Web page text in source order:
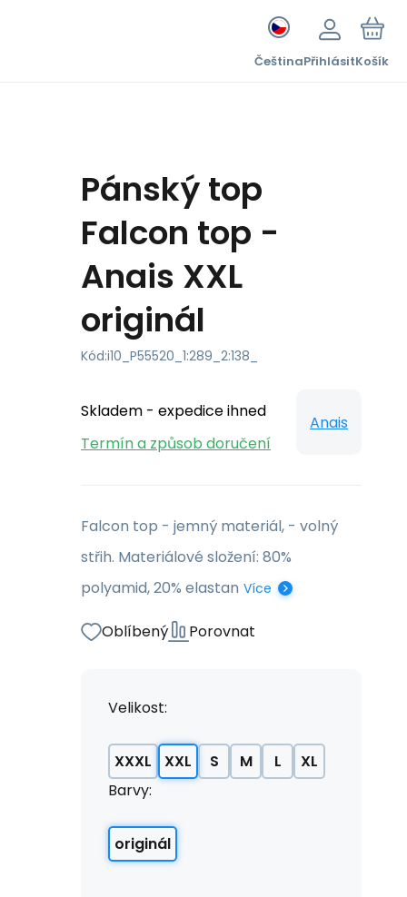
ČeštinaPřihlásitKošík
Pánský top
Falcon top -
Anais XXL
originál
Kód:i10_P55520_1:289_2:138_
Skladem - expedice ihned
Termín a způsob doručení
Anais
Falcon top - jemný materiál, - volný
střih. Materiálové složení: 80%
polyamid, 20% elastan Více
Oblíbený Porovnat
Velikost:
XXXL XXL S M L
XL
Barvy:
originál